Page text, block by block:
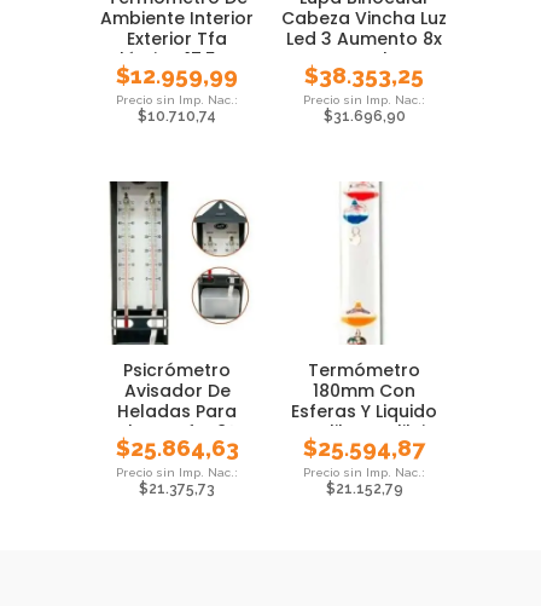
Ambiente Interior
Exterior Tfa
Plástico 17,5cm
$12.959,99
$10.710,74
Cabeza Vincha Luz
Led 3 Aumento 8x
Local
$38.353,25
$31.696,90
Psicrómetro
Avisador De
Heladas Para
Colgar Luft -8° A
+50°c
$25.864,63
$21.375,73
Termómetro
180mm Con
Esferas Y Liquido
Galileo Galilei
$25.594,87
$21.152,79